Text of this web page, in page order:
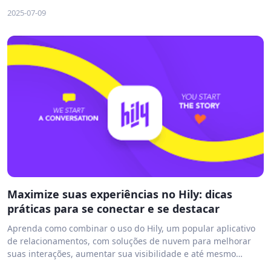
2025-07-09
Maximize suas experiências no Hily: dicas
práticas para se conectar e se destacar
Aprenda como combinar o uso do Hily, um popular aplicativo
de relacionamentos, com soluções de nuvem para melhorar
suas interações, aumentar sua visibilidade e até mesmo